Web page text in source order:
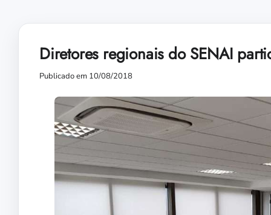
Diretores regionais do SENAI
Publicado em 10/08/2018